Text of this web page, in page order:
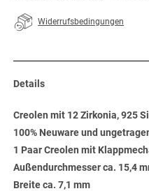
Widerrufsbedingungen
Details
Creolen mit 12 Zirkonia, 925
100% Neuware und
1 Paar Creolen mit
Außendurchmesser ca. 15,4
Breite ca. 7,1 mm